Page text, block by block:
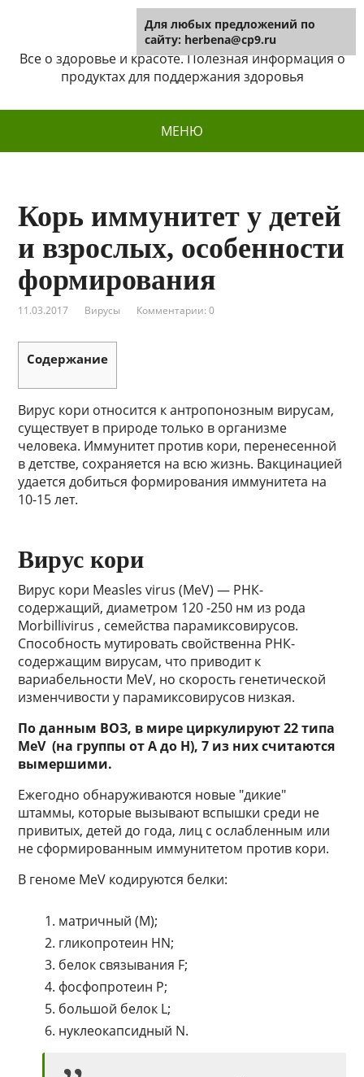
Herbena
Все о здоровье и красоте. Полезная информация о
продуктах для поддержания здоровья
МЕНЮ
Корь иммунитет у детей
и взрослых, особенности
формирования
11.03.2017 Вирусы Комментарии: 0
Содержание
Вирус кори относится к антропонозным вирусам,
существует в природе только в организме
человека. Иммунитет против кори, перенесенной
в детстве, сохраняется на всю жизнь. Вакцинацией
удается добиться формирования иммунитета на
10-15 лет.
Вирус кори
Вирус кори Measles virus (MeV) — РНК-
содержащий, диаметром 120 -250 нм из рода
Morbillivirus , семейства парамиксовирусов.
Способность мутировать свойственна РНК-
содержащим вирусам, что приводит к
вариабельности MeV, но скорость генетической
изменчивости у парамиксовирусов низкая.
По данным ВОЗ, в мире циркулируют 22 типа
MeV (на группы отA до H), 7 из них считаются
вымершими.
Ежегодно обнаруживаются новые "дикие"
штаммы, которые вызывают вспышки среди не
привитых, детей до года, лиц с ослабленным или
не сформированным иммунитетом против кори.
В геноме MeV кодируются белки:
матричный (М);
гликопротеин HN;
белок связывания F;
фосфопротеин P;
большой белок L;
нуклеокапсидный N.
Для любых предложений по
сайту: herbena@cp9.ru